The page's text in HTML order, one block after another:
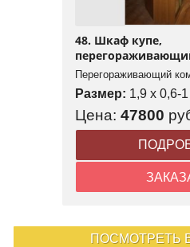
48. Шкаф купе,
Перегораживающий
Размер: 1,9 x 0,6-
Цена: 47800
ПОСМОТРЕТЬ